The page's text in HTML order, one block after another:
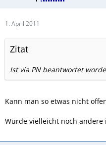
1. April 2011
Zitat
Ist via PN beantwortet
Kann man so etwas nicht
Würde vielleicht noch andere